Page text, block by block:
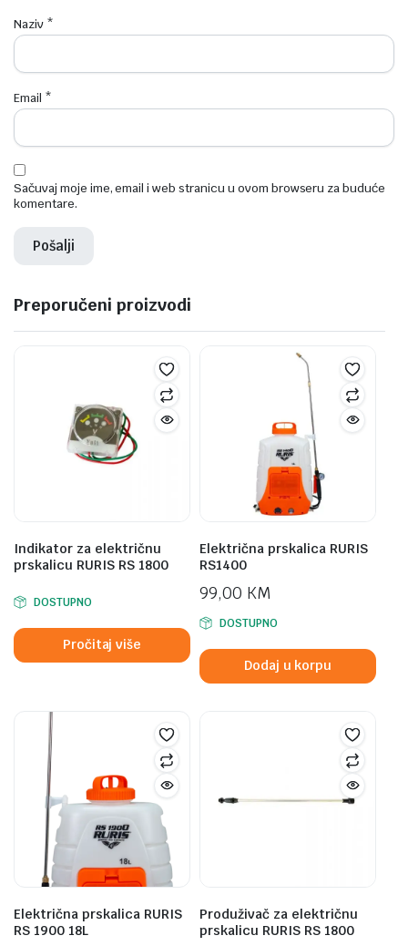
Naziv *
Email *
Sačuvaj moje ime, email i web stranicu u ovom browseru za buduće
komentare.
Preporučeni proizvodi
Indikator za električnu
prskalicu RURIS RS 1800
DOSTUPNO
Pročitaj više
Električna prskalica RURIS
RS1400
99,00 KM
DOSTUPNO
Dodaj u korpu
Električna prskalica RURIS
RS 1900 18L
Produživač za električnu
prskalicu RURIS RS 1800